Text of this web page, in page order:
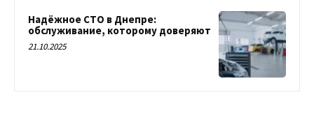
Надёжное СТО в Днепре:
обслуживание, которому доверяют
21.10.2025